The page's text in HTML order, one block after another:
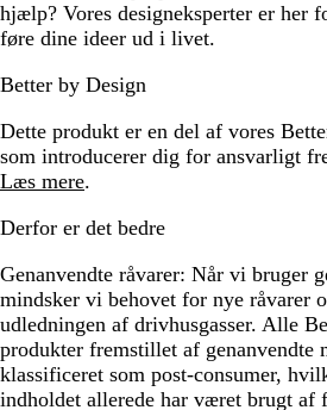
l
å
hjælp? Vores designeksperter er her
føre dine ideer ud i livet.
Better by Design
Dette produkt er en del af vores
som introducerer dig for ansvarligt
Læs mere.
Derfor er det bedre
Genanvendte råvarer: Når vi bruger
mindsker vi behovet for nye råvarer
udledningen af drivhusgasser. Alle
produkter fremstillet af genanvendte
klassificeret som post-consumer,
indholdet allerede har været brugt af